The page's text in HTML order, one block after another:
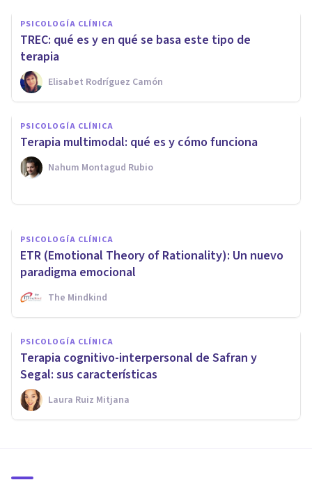
PSICOLOGÍA CLÍNICA
TREC: qué es y en qué se basa este tipo de
terapia
Elisabet Rodríguez Camón
PSICOLOGÍA CLÍNICA
Terapia multimodal: qué es y cómo funciona
Nahum Montagud Rubio
¿Por qué tengo ganas de
llorar? Causas, y qué hacer
PSICOLOGÍA CLÍNICA
ETR (Emotional Theory of Rationality): Un nuevo
paradigma emocional
The Mindkind
PSICOLOGÍA CLÍNICA
Terapia cognitivo-interpersonal de Safran y
Segal: sus características
Laura Ruiz Mitjana